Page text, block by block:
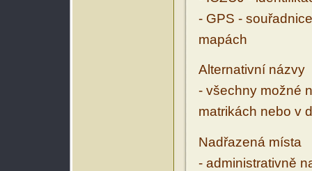
- GPS -
mapách
Alternativní názvy
- všechny možné
matrikách nebo v
Nadřazená místa
- administrativně